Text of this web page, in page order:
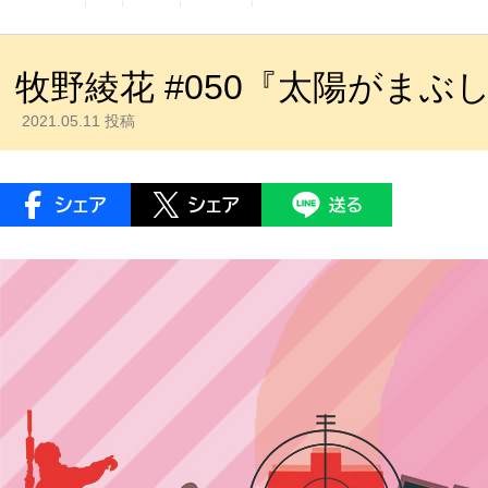
牧野綾花 #050『太陽がまぶ
2021.05.11 投稿